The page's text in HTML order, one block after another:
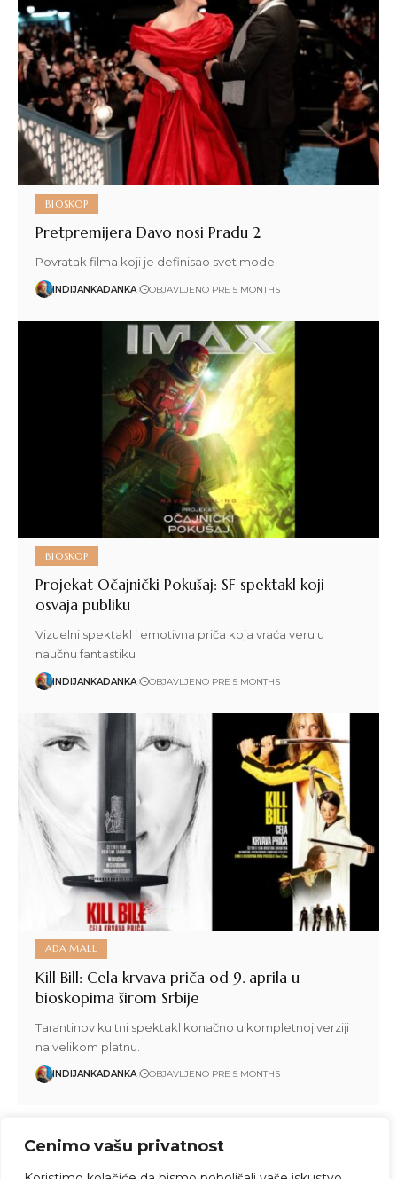
Cenimo vašu privatnost
BIOSKOP
Pretpremijera Đavo nosi Pradu 2
Povratak filma koji je definisao svet mode
INDIJANKADANKA OBJAVLJENO PRE 5 MONTHS
BIOSKOP
Projekat Očajnički Pokušaj: SF spektakl koji
osvaja publiku
Vizuelni spektakl i emotivna priča koja vraća veru u
naučnu fantastiku
INDIJANKADANKA OBJAVLJENO PRE 5 MONTHS
ADA MALL
Kill Bill: Cela krvava priča od 9. aprila u
bioskopima širom Srbije
Tarantinov kultni spektakl konačno u kompletnoj verziji
na velikom platnu.
INDIJANKADANKA OBJAVLJENO PRE 5 MONTHS
1 2 3 4 5 6